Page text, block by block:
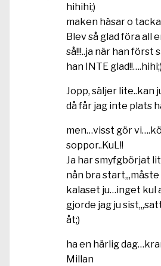
hihihi;)
maken häsar o
Blev så glad föra all
så!!!..ja när han först
han INTE glad!!….hihi;)
Jopp, säljer lite..kan
då får jag inte plats
men…visst gör
soppor..KuL!!
Ja har smyfgbörjat
nån bra
kalaset ju…inget kul
gjorde jag ju
åt;)
ha en härlig
Millan